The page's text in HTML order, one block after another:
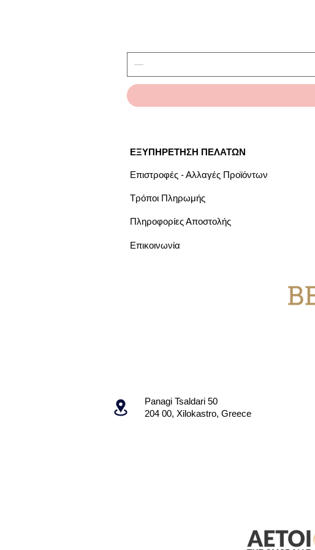
ΕΞΥΠΗΡΕΤΗΣΗ ΠΕΛΑΤΩΝ
Επιστροφές - Αλλαγές Προϊόντων
Τρόποι Πληρωμής
Πληροφορίες Αποστολής
Επικοινωνία
Panagi Tsaldari 50
204 00, Xilokastro, Greece